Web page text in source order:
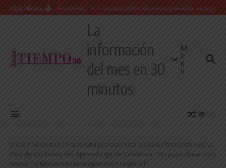
Saltar al contenido
Hot News
Juan Manuel Urtubey: “Acá hay que poner el cuerpo y el alma. La
La
información
del mes en 30
minutos
M
e
n
u
Inicio / Sociedad / Mario Ishii protagonista en la conformación de la
Red de Ciudades del Aprendizaje de Colombia: “Un paso clave para
seguir fortaleciendo la cooperación regional”